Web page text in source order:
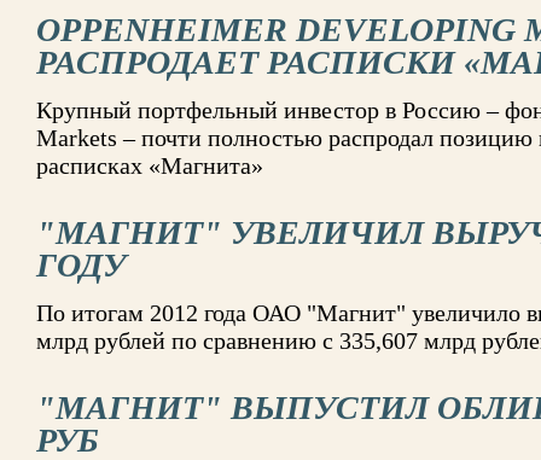
OPPENHEIMER DEVELOPING
РАСПРОДАЕТ РАСПИСКИ
Крупный портфельный инвестор в Россию –
Markets – почти полностью распродал позицию
расписках «Магнита»
"МАГНИТ" УВЕЛИЧИЛ
ГОДУ
По итогам 2012 года ОАО "Магнит" увеличило
млрд рублей по сравнению с 335,607 млрд
"МАГНИТ" ВЫПУСТИЛ
РУБ